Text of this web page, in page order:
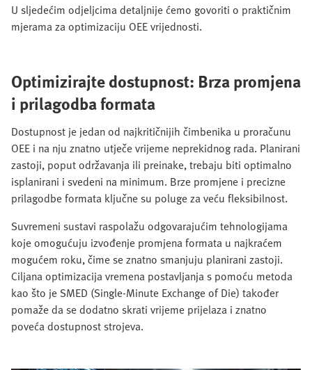
U sljedećim odjeljcima detaljnije ćemo govoriti o praktičnim
mjerama za optimizaciju OEE vrijednosti.
Optimizirajte dostupnost: Brza promjena
i prilagodba formata
Dostupnost je jedan od najkritičnijih čimbenika u proračunu
OEE i na nju znatno utječe vrijeme neprekidnog rada. Planirani
zastoji, poput održavanja ili preinake, trebaju biti optimalno
isplanirani i svedeni na minimum. Brze promjene i precizne
prilagodbe formata ključne su poluge za veću fleksibilnost.
Suvremeni sustavi raspolažu odgovarajućim tehnologijama
koje omogućuju izvođenje promjena formata u najkraćem
mogućem roku, čime se znatno smanjuju planirani zastoji.
Ciljana optimizacija vremena postavljanja s pomoću metoda
kao što je SMED (Single-Minute Exchange of Die) također
pomaže da se dodatno skrati vrijeme prijelaza i znatno
poveća dostupnost strojeva.